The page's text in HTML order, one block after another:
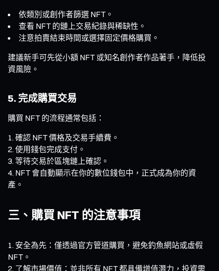
依類別或創作者篩選 NFT。
查看 NFT 的鏈上交易紀錄與稀缺性。
注意拍賣結束時間或選擇固定價格購買。
建議新手可先從小額 NFT 或知名創作者作品著手，降低投
資風險。
5. 完成購買交易
購買 NFT 的流程通常包括：
確認 NFT 價格及交易手續費。
使用錢包完成支付。
等待交易於區塊鏈上確認。
NFT 會自動顯示在你的數位錢包中，正式成為你的資
產。
三、購買 NFT 的注意事項
安全為先：僅透過官方管道購買，避免釣魚網站或虛假
NFT。
了解市場價值：並非所有 NFT 都具備增值潛力，投資需